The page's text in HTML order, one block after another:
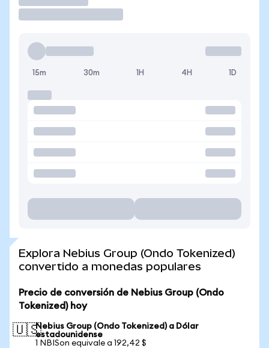
15m 30m 1H 4H 1D
Explora Nebius Group (Ondo Tokenized)
convertido a monedas populares
Precio de conversión de Nebius Group (Ondo
Tokenized) hoy
🇺🇸Nebius Group (Ondo Tokenized) a Dólar
estadounidense
1 NBISon equivale a 192,42 $